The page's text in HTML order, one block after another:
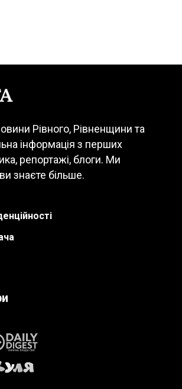
Рівного, Рівненщини та
інформація з перших
репортажі, блоги. Ми
знаєте більше.